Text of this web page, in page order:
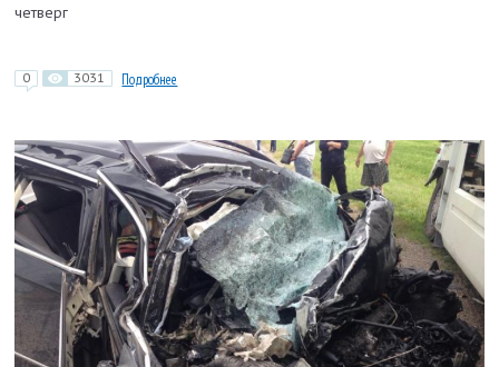
четверг
0 3031 Подробнее